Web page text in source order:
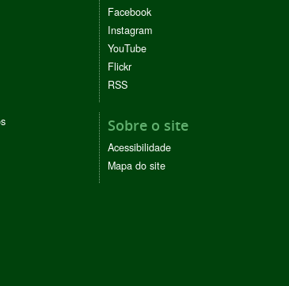
Facebook
Instagram
YouTube
Flickr
RSS
Sobre o site
Acessibilidade
Mapa do site